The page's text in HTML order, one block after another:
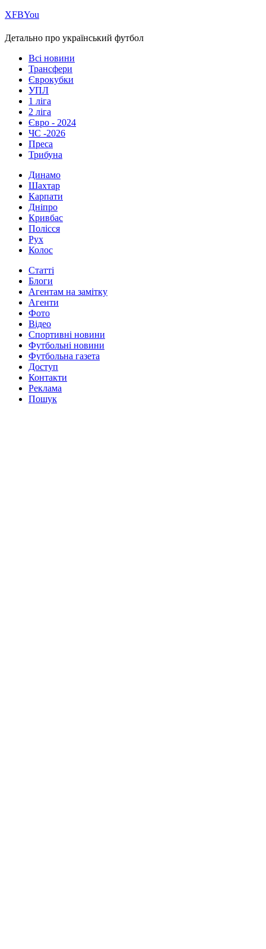
ХFBYou
Детально про український футбол
Всі новини
Трансфери
Єврокубки
УПЛ
1 ліга
2 ліга
Євро - 2024
ЧС -2026
Преса
Трибуна
Динамо
Шахтар
Карпати
Дніпро
Кривбас
Полісся
Рух
Колос
Статті
Блоги
Агентам на замітку
Агенти
Фото
Відео
Спортивні новини
Футбольні новини
Футбольна газета
Доступ
Контакти
Реклама
Пошук